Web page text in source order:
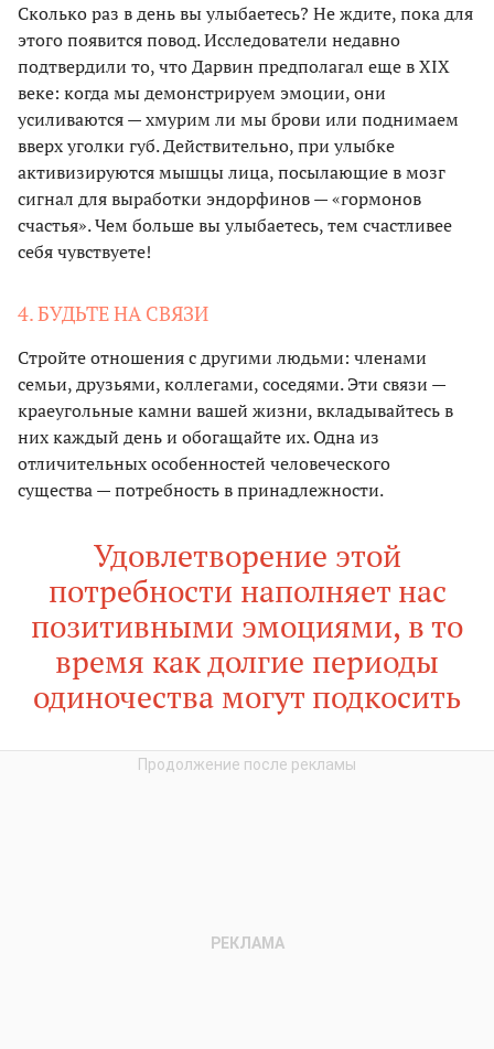
Сколько раз в день вы улыбаетесь? Не ждите, пока для
этого появится повод. Исследователи недавно
подтвердили то, что Дарвин предполагал еще в XIX
веке: когда мы демонстрируем эмоции, они
усиливаются — хмурим ли мы брови или поднимаем
вверх уголки губ. Действительно, при улыбке
активизируются мышцы лица, посылающие в мозг
сигнал для выработки эндорфинов — «гормонов
счастья». Чем больше вы улыбаетесь, тем счастливее
себя чувствуете!
4. БУДЬТЕ НА СВЯЗИ
Стройте отношения с другими людьми: членами
семьи, друзьями, коллегами, соседями. Эти связи —
краеугольные камни вашей жизни, вкладывайтесь в
них каждый день и обогащайте их. Одна из
отличительных особенностей человеческого
существа — потребность в принадлежности.
Удовлетворение этой
потребности наполняет нас
позитивными эмоциями, в то
время как долгие периоды
одиночества могут подкосить